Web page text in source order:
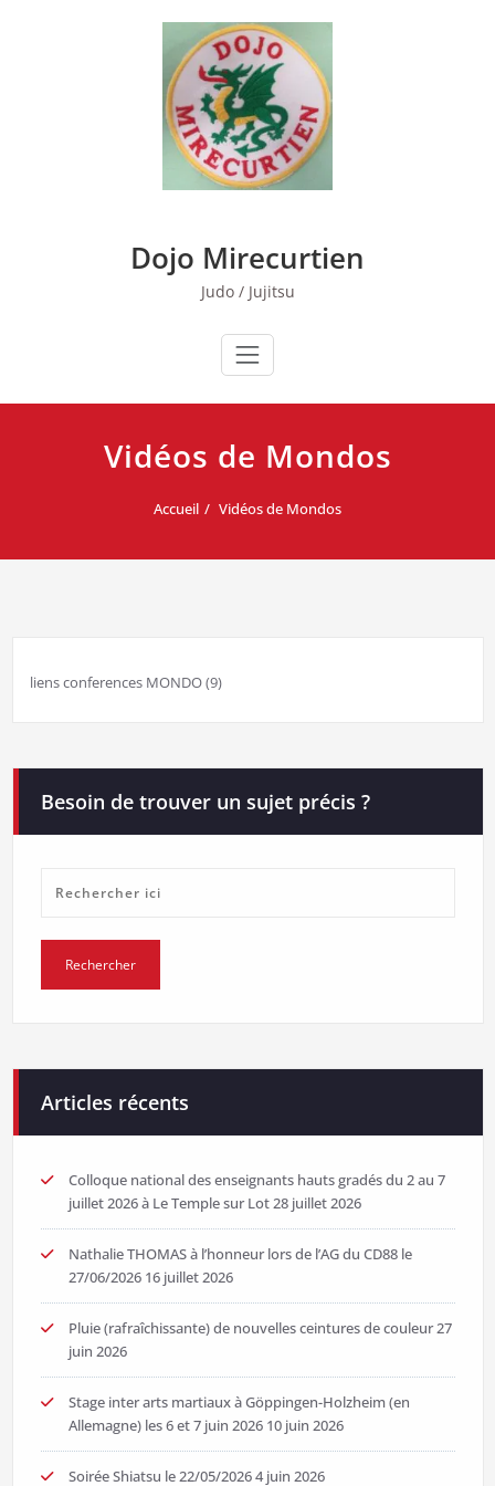
Dojo Mirecurtien
Judo / Jujitsu
Vidéos de Mondos
Accueil Vidéos de Mondos
liens conferences MONDO (9)
Besoin de trouver un sujet précis ?
Articles récents
Colloque national des enseignants hauts gradés du 2 au 7
juillet 2026 à Le Temple sur Lot28 juillet 2026
Nathalie THOMAS à l’honneur lors de l’AG du CD88 le
27/06/2026 16 juillet 2026
Pluie (rafraîchissante) de nouvelles ceintures de couleur27
juin 2026
Stage inter arts martiaux à Göppingen-Holzheim (en
Allemagne) les 6 et 7 juin 2026 10 juin 2026
Soirée Shiatsu le 22/05/20264 juin 2026